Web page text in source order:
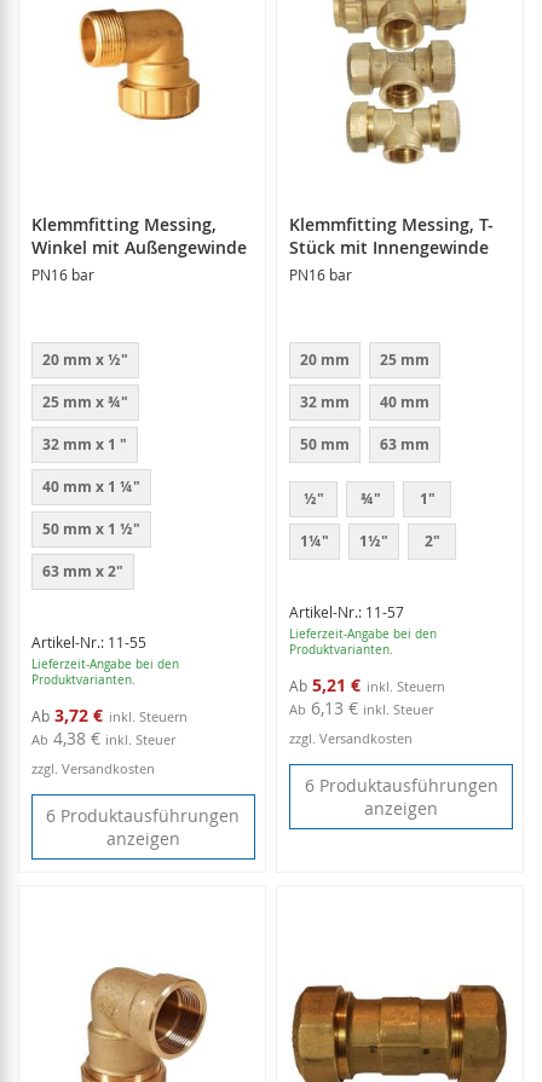
Klemmfitting Messing,
Winkel mit Außengewinde
PN16 bar
Artikel-Nr.: 11-55
Lieferzeit-Angabe bei den
Produktvarianten.
Ab 3,72 €
Ab 4,38 € inkl. Steuer
20 mm x ½"
25 mm x ¾"
32 mm x 1 "
40 mm x 1 ¼"
50 mm x 1 ½"
63 mm x 2"
zzgl. Versandkosten
6 Produktausführungen
anzeigen
Klemmfitting Messing, T-
Stück mit Innengewinde
PN16 bar
Artikel-Nr.: 11-57
Lieferzeit-Angabe bei den
Produktvarianten.
Ab 5,21 €
Ab 6,13 € inkl. Steuer
20 mm 25 mm
32 mm 40 mm
50 mm 63 mm
½" ¾" 1"
1¼" 1½" 2"
zzgl. Versandkosten
6 Produktausführungen
anzeigen